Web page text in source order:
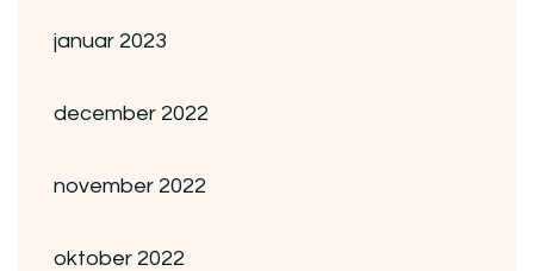
januar 2023
december 2022
november 2022
oktober 2022